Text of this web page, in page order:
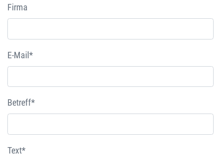
Firma
E-Mail*
Betreff*
Text*